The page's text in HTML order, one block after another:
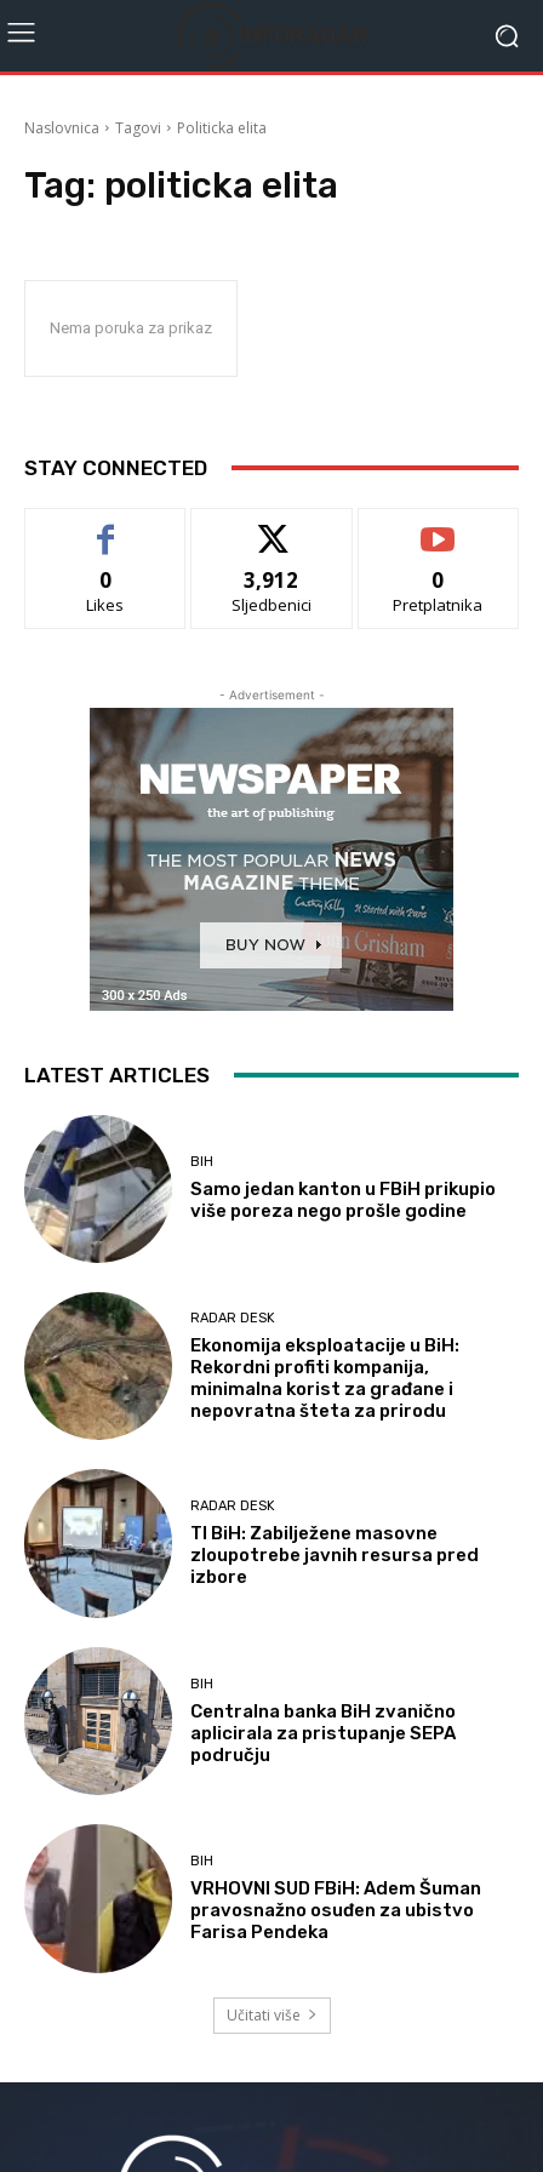
Naslovnica Tagovi Politicka elita
Tag: politicka elita
Nema poruka za prikaz
STAY CONNECTED
0
Likes
3,912
Sljedbenici
0
Pretplatnika
- Advertisement -
LATEST ARTICLES
BIH
Samo jedan kanton u FBiH prikupio
više poreza nego prošle godine
RADAR DESK
Ekonomija eksploatacije u BiH:
Rekordni profiti kompanija,
minimalna korist za građane i
nepovratna šteta za prirodu
RADAR DESK
TI BiH: Zabilježene masovne
zloupotrebe javnih resursa pred
izbore
BIH
Centralna banka BiH zvanično
aplicirala za pristupanje SEPA
području
BIH
VRHOVNI SUD FBiH: Adem Šuman
pravosnažno osuđen za ubistvo
Farisa Pendeka
Učitati više